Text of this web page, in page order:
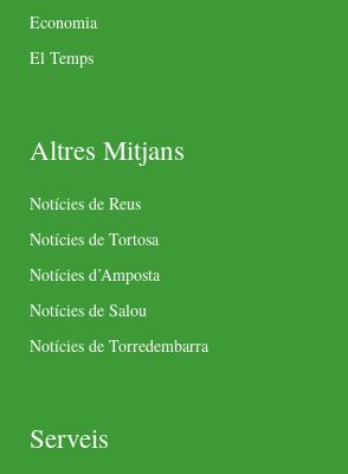
Economia
El Temps
Altres Mitjans
Notícies de Reus
Notícies de Tortosa
Notícies d’Amposta
Notícies de Salou
Notícies de Torredembarra
Serveis